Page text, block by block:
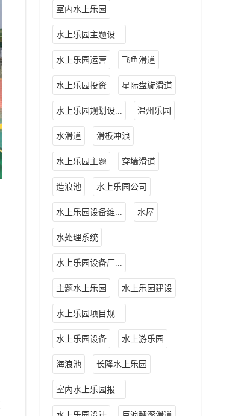
室内水上乐园
水上乐园主题设...
水上乐园运营 飞鱼滑道
水上乐园投资 星际盘旋滑道
水上乐园规划设... 温州乐园
水滑道 滑板冲浪
水上乐园主题 穿墙滑道
造浪池 水上乐园公司
水上乐园设备维... 水屋
水处理系统
水上乐园设备厂...
主题水上乐园 水上乐园建设
水上乐园项目规...
水上乐园设备 水上游乐园
海浪池 长隆水上乐园
室内水上乐园报...